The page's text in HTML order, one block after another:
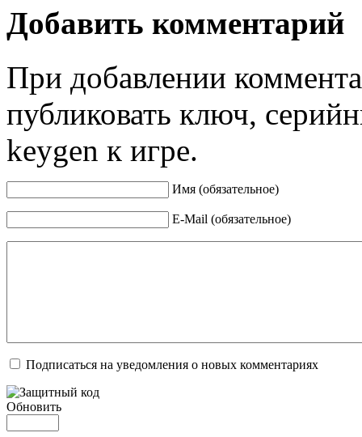
Добавить комментарий
При добавлении
публиковать ключ,
keygen к игре.
Имя (обязательное)
E-Mail (обязательное)
Подписаться на уведомления о новых комментариях
Обновить